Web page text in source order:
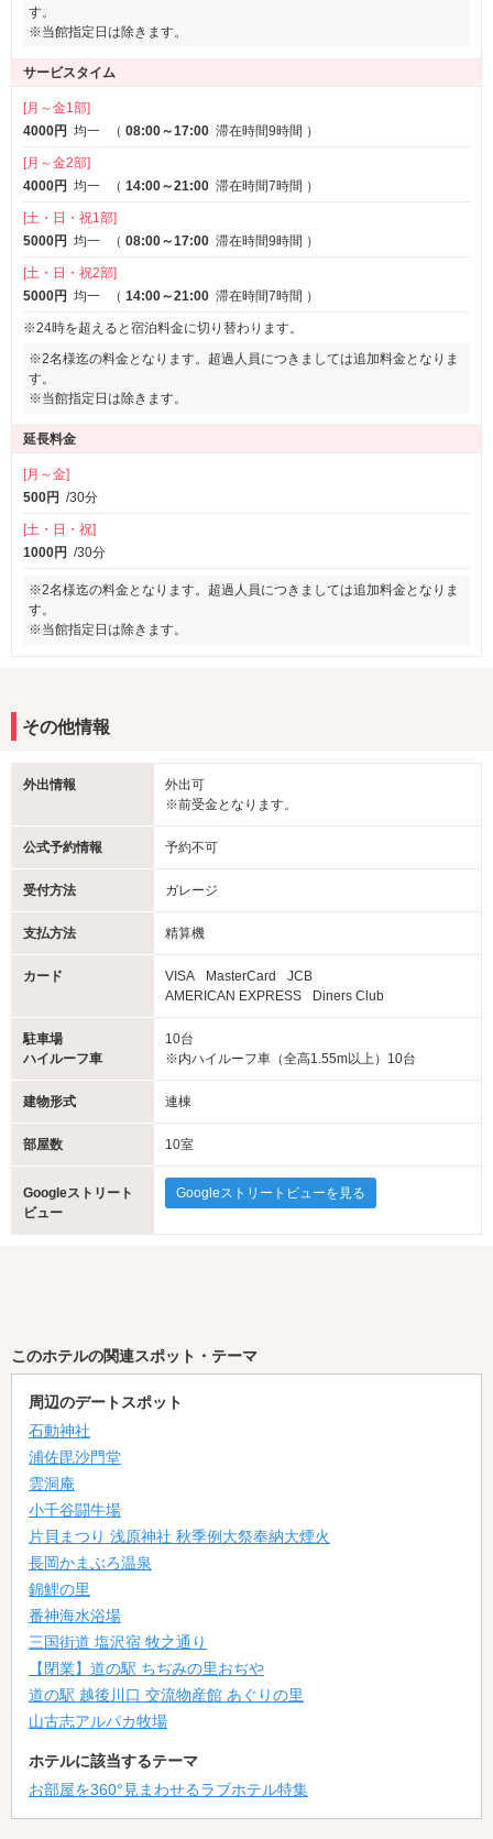
す。
※当館指定日は除きます。
サービスタイム
[月～金1部]
4000円 均一 （ 08:00～17:00 滞在時間9時間 ）
[月～金2部]
4000円 均一 （ 14:00～21:00 滞在時間7時間 ）
[土・日・祝1部]
5000円 均一 （ 08:00～17:00 滞在時間9時間 ）
[土・日・祝2部]
5000円 均一 （ 14:00～21:00 滞在時間7時間 ）
※24時を超えると宿泊料金に切り替わります。
※2名様迄の料金となります。超過人員につきましては追加料金となりま
す。
※当館指定日は除きます。
延長料金
[月～金]
500円 /30分
[土・日・祝]
1000円 /30分
※2名様迄の料金となります。超過人員につきましては追加料金となりま
す。
※当館指定日は除きます。
その他情報
外出情報
外出可
※前受金となります。
公式予約情報 予約不可
受付方法 ガレージ
支払方法 精算機
カード VISA MasterCard
JCB
AMERICAN EXPRESS
Diners Club
駐車場
ハイルーフ車
10台
※内ハイルーフ車（全高1.55m以上）10台
建物形式 連棟
部屋数 10室
Googleストリート
ビュー
Googleストリートビューを見る
このホテルの関連スポット・テーマ
周辺のデートスポット
石動神社
浦佐毘沙門堂
雲洞庵
小千谷闘牛場
片貝まつり 浅原神社 秋季例大祭奉納大煙火
長岡かまぶろ温泉
錦鯉の里
番神海水浴場
三国街道 塩沢宿 牧之通り
【閉業】道の駅 ちぢみの里おぢや
道の駅 越後川口 交流物産館 あぐりの里
山古志アルパカ牧場
ホテルに該当するテーマ
お部屋を360°見まわせるラブホテル特集